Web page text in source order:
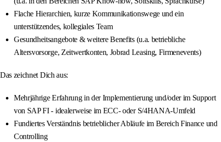
Flache Hierarchien, kurze Kommunikationswege und ein
unterstützendes, kollegiales Team
Gesundheitsangebote & weitere Benefits (u.a. betriebliche
Altersvorsorge, Zeitwertkonten, Jobrad Leasing, Firmenevents)
Das zeichnet Dich aus:
Mehrjährige Erfahrung in der Implementierung und/oder im Support
von SAP FI - idealerweise im ECC- oder S/4HANA-Umfeld
Fundiertes Verständnis betrieblicher Abläufe im Bereich Finance und
Controlling